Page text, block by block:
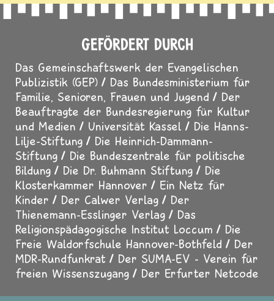
GEFÖRDERT DURCH
Das Gemeinschaftswerk der Evangelischen
Publizistik (GEP)
Das Bundesministerium für
Familie, Senioren, Frauen und Jugend
Der
Beauftragte der Bundesregierung für Kultur
und Medien
Universität Kassel
Die Hanns-
Lilje-Stiftung
Die Heinrich-Dammann-
Stiftung
Die Bundeszentrale für politische
Bildung
Die Dr. Buhmann Stiftung
Die
Klosterkammer Hannover
Ein Netz für
Kinder
Der Calwer Verlag
Der
Thienemann-Esslinger Verlag
Das
Religionspädagogische Institut Loccum
Die
Freie Waldorfschule Hannover-Bothfeld
Der
MDR-Rundfunkrat
Der SUMA-EV - Verein für
freien Wissenszugang
Der Erfurter Netcode